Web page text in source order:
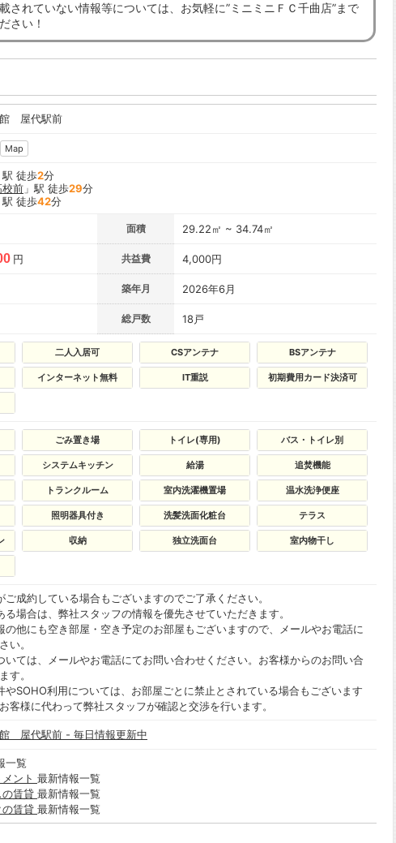
されていない情報等については、お気軽に”ミニミニＦＣ千曲店”まで
さい！
屋代駅前
Map
駅 徒歩2分
校前 」駅 徒歩29分
駅 徒歩42分
面積 29.22㎡ ~ 34.74㎡
円 共益費 4,000円
築年月 2026年6月
総戸数 18戸
二人入居可 CSアンテナ BSアンテナ
インターネット無料 IT重説 初期費用カード決済可
ごみ置き場 トイレ(専用) バス・トイレ別
システムキッチン 給湯 追焚機能
トランクルーム 室内洗濯機置場 温水洗浄便座
照明器具付き 洗髪洗面化粧台 テラス
収納 独立洗面台 室内物干し
成約している場合もございますのでご了承ください。
場合は、弊社スタッフの情報を優先させていただきます。
の他にも空き部屋・空き予定のお部屋もございますので、メールやお電話に
い。
いては、メールやお電話にてお問い合わせください。お客様からのお問い合
す。
やSOHO利用については、お部屋ごとに禁止とされている場合もございます
客様に代わって弊社スタッフが確認と交渉を行います。
代駅前 - 毎日情報更新中
一覧
ント 最新情報一覧
賃貸 最新情報一覧
賃貸 最新情報一覧